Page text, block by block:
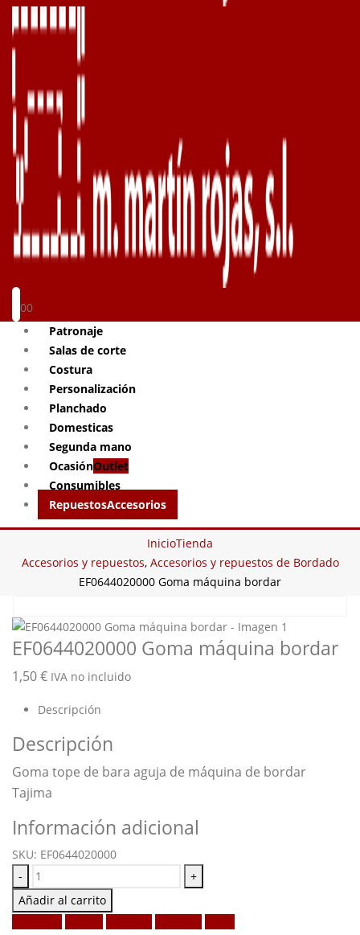
00
Patronaje
Salas de corte
Costura
Personalización
Planchado
Domesticas
Segunda mano
OcasiónOutlet
Consumibles
RepuestosAccesorios
InicioTienda
Accesorios y repuestos, Accesorios y repuestos de Bordado
EF0644020000 Goma máquina bordar
EF0644020000 Goma máquina bordar
1,50€ IVA no incluido
Descripción
Descripción
Goma tope de bara aguja de máquina de bordar
Tajima
Información adicional
SKU: EF0644020000
-
+
Añadir al carrito